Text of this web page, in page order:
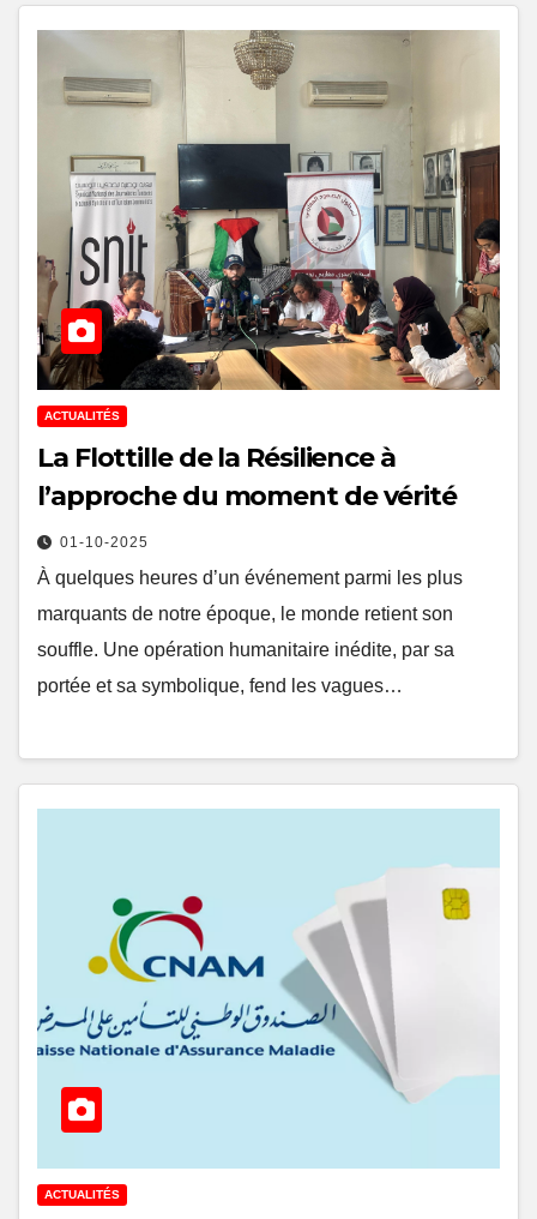
ACTUALITÉS
La Flottille de la Résilience à
l’approche du moment de vérité
01-10-2025
À quelques heures d’un événement parmi les plus
marquants de notre époque, le monde retient son
souffle. Une opération humanitaire inédite, par sa
portée et sa symbolique, fend les vagues…
ACTUALITÉS